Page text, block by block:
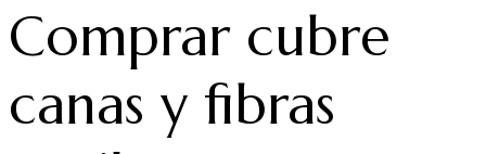
Comprar cubre
canas y fibras